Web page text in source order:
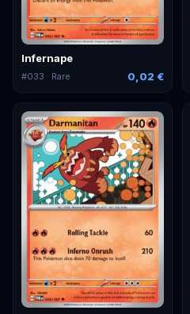
Infernape
#033 · Rare 0,02 €